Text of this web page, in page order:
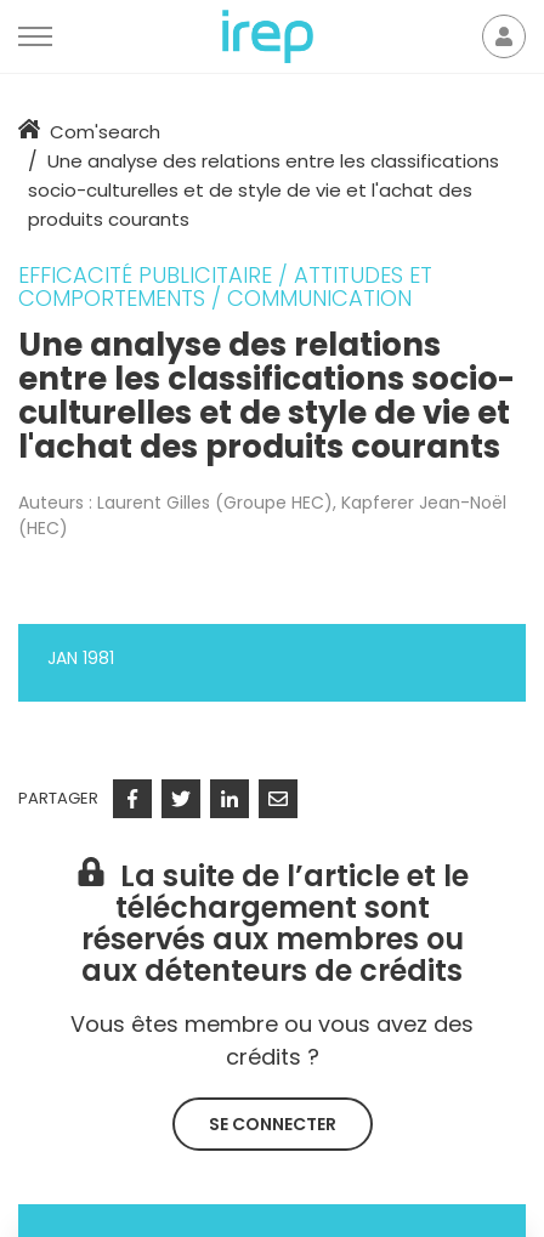
AccueilCom'search
Une analyse des relations entre les classifications
socio-culturelles et de style de vie et l'achat des
produits courants
EFFICACITÉ PUBLICITAIRE / ATTITUDES ET
COMPORTEMENTS / COMMUNICATION
Une analyse des relations
entre les classifications socio-
culturelles et de style de vie et
l'achat des produits courants
Auteurs : Laurent Gilles (Groupe HEC), Kapferer Jean-Noël
(HEC)
JAN 1981
PARTAGER Facebook
TwitterLinkedinCourriel
La suite de l’article et le
téléchargement sont
réservés aux membres ou
aux détenteurs de crédits
Vous êtes membre ou vous avez des
crédits ?
SE CONNECTER